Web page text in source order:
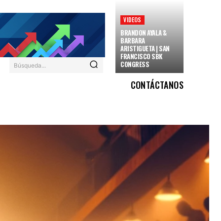
Búsqueda...
VIDEOS
BRANDON AYALA &
BARBARA
ARISTIGUETA | SAN
FRANCISCO SBK
CONGRESS
CONTÁCTANOS